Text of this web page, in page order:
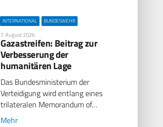
INTERNATIONAL BUNDESWEHR
7. August 2026
Gazastreifen: Beitrag zur
Verbesserung der
humanitären Lage
Das Bundesministerium der
Verteidigung wird entlang eines
trilateralen Memorandum of…
Mehr